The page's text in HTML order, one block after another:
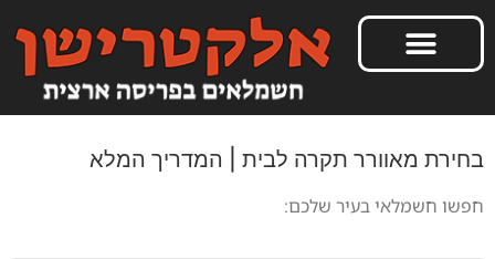
בחירת מאוורר תקרה לבית | המדריך המלא
חפשו חשמלאי בעיר שלכם: